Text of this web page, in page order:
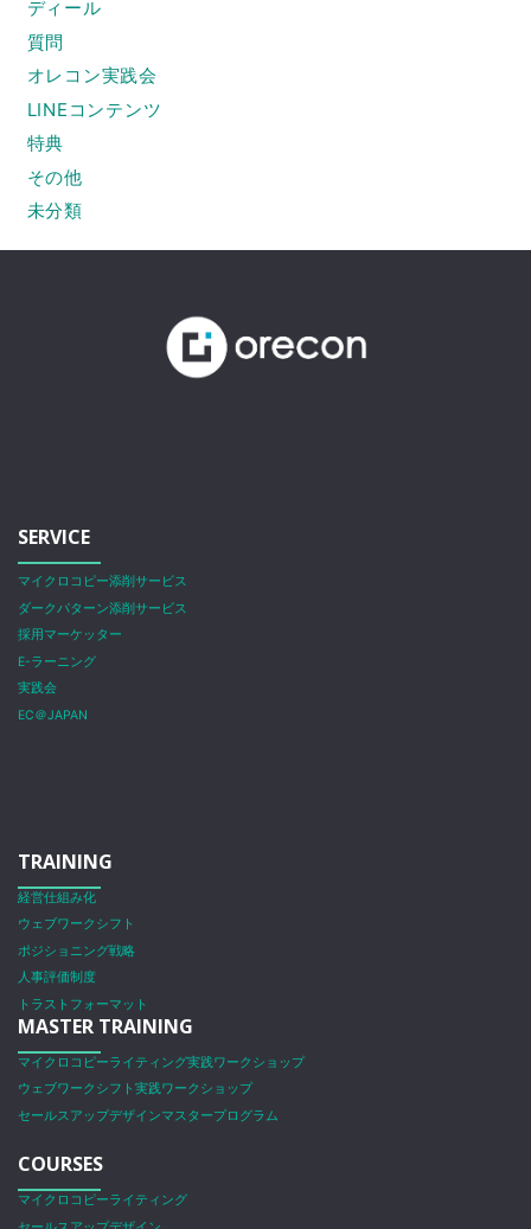
ディール
質問
オレコン実践会
LINEコンテンツ
特典
その他
未分類
SERVICE
マイクロコピー添削サービス
ダークパターン添削サービス
採用マーケッター
E-ラーニング
実践会
EC＠JAPAN
TRAINING
経営仕組み化
ウェブワークシフト
ポジショニング戦略
人事評価制度
トラストフォーマット
MASTER TRAINING
マイクロコピーライティング実践ワークショップ
ウェブワークシフト実践ワークショップ
セールスアップデザインマスタープログラム
COURSES
マイクロコピーライティング